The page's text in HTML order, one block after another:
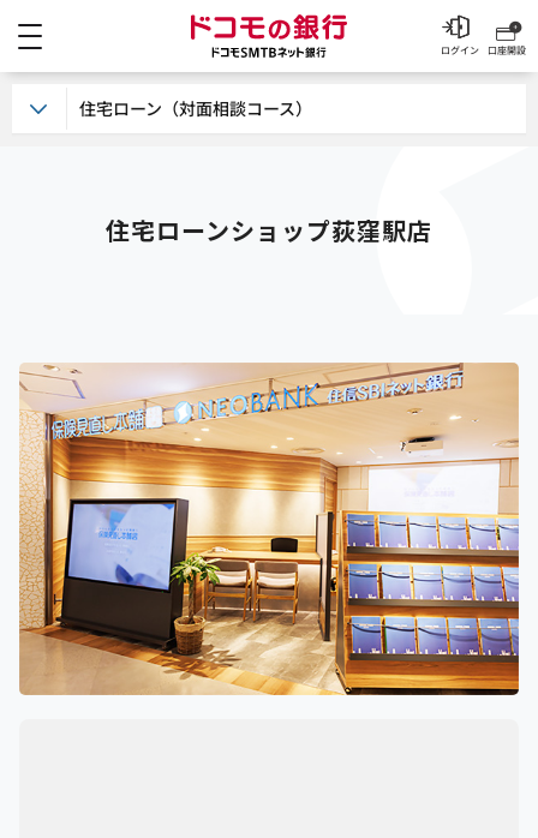
ドコモの銀行 ドコモ
口座開設
ログイン
住宅ローンショップ荻窪駅店
住宅ローン（対面相談コース）